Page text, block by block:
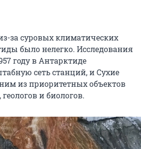
за суровых климатических
было нелегко. Исследования
году в Антарктиде
сеть станций, и Сухие
из приоритетных объектов
и биологов.